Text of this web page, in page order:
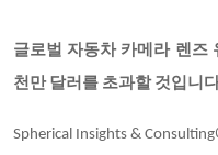
글로벌 자동차 카메라 렌즈
천만 달러를 초과할 것입니
Spherical Insights &